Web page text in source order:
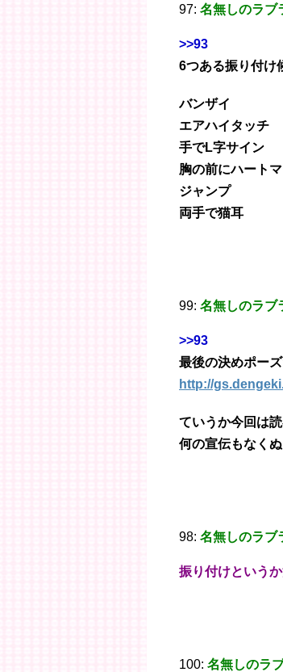
97: 名無しのラブ
>>93
6つある振り付け
バンザイ
エアハイタッチ
手でL字サイン
胸の前にハート
ジャンプ
両手で猫耳
99: 名無しのラブ
>>93
最後の決めポー
http://
ていうか今回は
何の宣伝もなく
98: 名無しのラブ
振り付けという
100: 名無しのラ